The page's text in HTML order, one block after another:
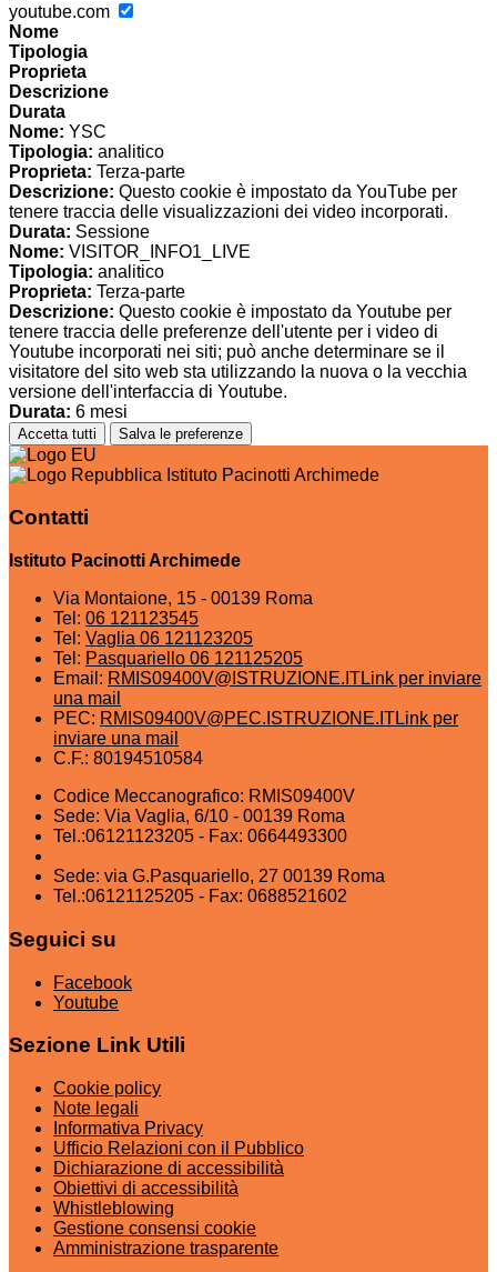
youtube.com
Nome
Tipologia
Proprieta
Descrizione
Durata
Nome: YSC
Tipologia: analitico
Proprieta: Terza-parte
Descrizione: Questo cookie è impostato da YouTube per
tenere traccia delle visualizzazioni dei video incorporati.
Durata: Sessione
Nome: VISITOR_INFO1_LIVE
Tipologia: analitico
Proprieta: Terza-parte
Descrizione: Questo cookie è impostato da Youtube per
tenere traccia delle preferenze dell'utente per i video di
Youtube incorporati nei siti; può anche determinare se il
visitatore del sito web sta utilizzando la nuova o la vecchia
versione dell'interfaccia di Youtube.
Durata: 6 mesi
Accetta tutti Salva le preferenze
Istituto Pacinotti Archimede
Contatti
Istituto Pacinotti Archimede
Via Montaione, 15 - 00139 Roma
Tel: 06 121123545
Tel: Vaglia 06 121123205
Tel: Pasquariello 06 121125205
Email: RMIS09400V@ISTRUZIONE.ITLink per inviare
una mail
PEC: RMIS09400V@PEC.ISTRUZIONE.ITLink per
inviare una mail
C.F.: 80194510584
Codice Meccanografico: RMIS09400V
Sede: Via Vaglia, 6/10 - 00139 Roma
Tel.:06121123205 - Fax: 0664493300
Sede: via G.Pasquariello, 27 00139 Roma
Tel.:06121125205 - Fax: 0688521602
Seguici su
Facebook
Youtube
Sezione Link Utili
Cookie policy
Note legali
Informativa Privacy
Ufficio Relazioni con il Pubblico
Dichiarazione di accessibilità
Obiettivi di accessibilità
Whistleblowing
Gestione consensi cookie
Amministrazione trasparente